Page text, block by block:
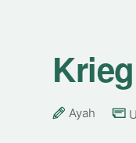
Ayah